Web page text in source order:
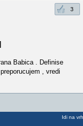
3
Babica . Definise
, vredi
Idi na vrh